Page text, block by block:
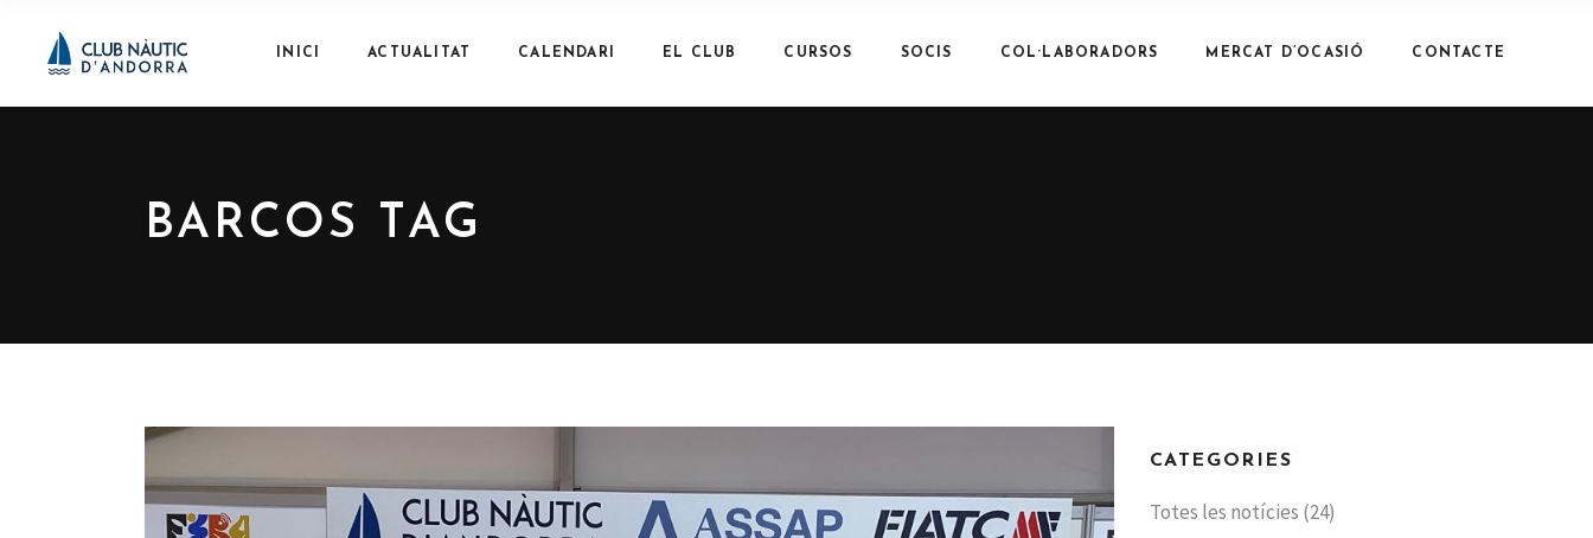
INICI ACTUALITAT CALENDARI EL CLUB CURSOS SOCIS COL·LABORADORS MERCAT D’OCASIÓ CONTACTE
BARCOS TAG
CATEGORIES
Totes les notícies (24)